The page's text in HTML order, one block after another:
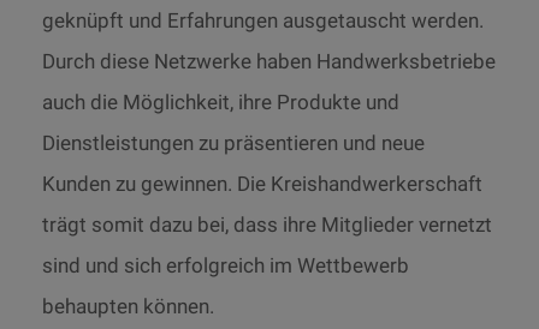
geknüpft und Erfahrungen ausgetauscht werden.
Durch diese Netzwerke haben Handwerksbetriebe
auch die Möglichkeit, ihre Produkte und
Dienstleistungen zu präsentieren und neue
Kunden zu gewinnen. Die Kreishandwerkerschaft
trägt somit dazu bei, dass ihre Mitglieder vernetzt
sind und sich erfolgreich im Wettbewerb
behaupten können.